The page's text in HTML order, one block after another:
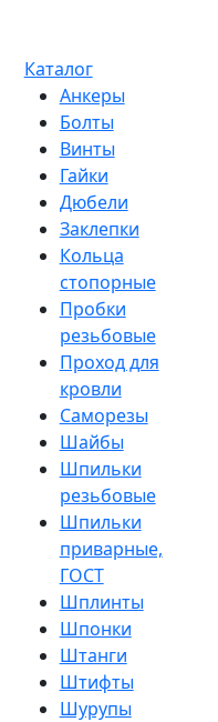
Каталог
Анкеры
Болты
Винты
Гайки
Дюбели
Заклепки
Кольца
стопорные
Пробки
резьбовые
Проход для
кровли
Саморезы
Шайбы
Шпильки
резьбовые
Шпильки
приварные,
ГОСТ
Шплинты
Шпонки
Штанги
Штифты
Шурупы